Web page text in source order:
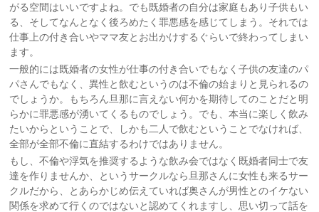
がる空間はいいですよね。でも既婚者の自分は家庭もあり子供もい
る、そしてなんとなく後ろめたく罪悪感を感じてしまう。それでは
仕事上の付き合いやママ友とお出かけするぐらいで終わってしまい
ます。
一般的には既婚者の女性が仕事の付き合いでもなく子供の友達のパ
パさんでもなく、異性と飲むというのは不倫の始まりと見られるの
でしょうか。もちろん旦那に言えない何かを期待してのことだと明
らかに罪悪感が湧いてくるものでしょう。でも、本当に楽しく飲み
たいからということで、しかも二人で飲むということでなければ、
全部が全部不倫に直結するわけではありません。
もし、不倫や浮気を推奨するような飲み会ではなく既婚者同士で友
達を作りませんか、というサークルなら旦那さんに女性も来るサー
クルだから、とあらかじめ伝えていれば奥さんが男性とのイケない
関係を求めて行くのではないと認めてくれますし、思い切って話を